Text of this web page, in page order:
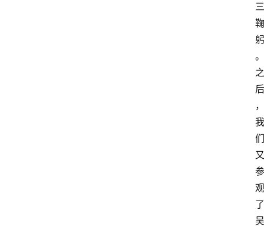
三
鞠
躬
。
之
后
，
我
们
又
参
观
了
吴